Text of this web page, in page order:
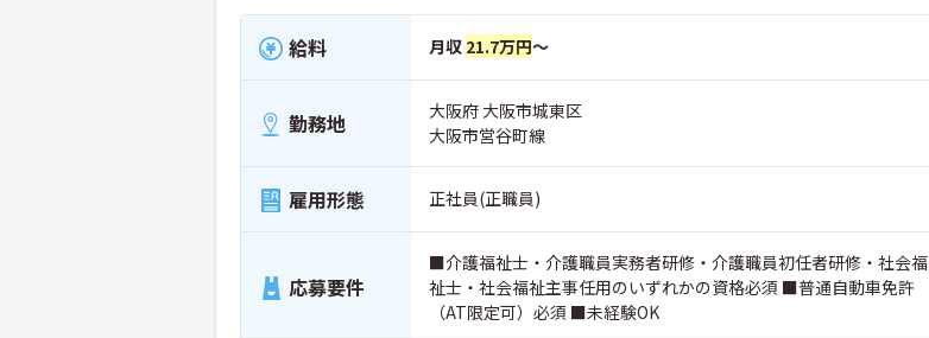
給料 月収 21.7万円～
勤務地
大阪府 大阪市城東区
大阪市営谷町線
雇用形態 正社員(正職員)
応募要件
■介護福祉士・介護職員実務者研修・介護職員初任者研修・社会福
祉士・社会福祉主事任用のいずれかの資格必須 ■普通自動車免許
（AT限定可）必須 ■未経験OK